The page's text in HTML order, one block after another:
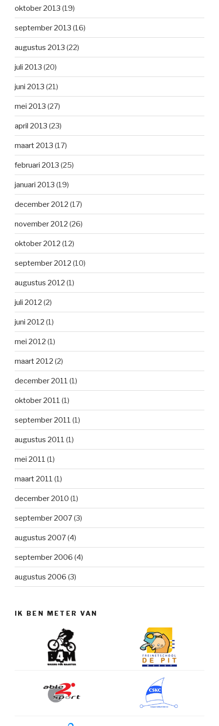
oktober 2013 (19)
september 2013 (16)
augustus 2013 (22)
juli 2013 (20)
juni 2013 (21)
mei 2013 (27)
april 2013 (23)
maart 2013 (17)
februari 2013 (25)
januari 2013 (19)
december 2012 (17)
november 2012 (26)
oktober 2012 (12)
september 2012 (10)
augustus 2012 (1)
juli 2012 (2)
juni 2012 (1)
mei 2012 (1)
maart 2012 (2)
december 2011 (1)
oktober 2011 (1)
september 2011 (1)
augustus 2011 (1)
mei 2011 (1)
maart 2011 (1)
december 2010 (1)
september 2007(3)
augustus 2007(4)
september 2006 (4)
augustus 2006 (3)
IK BEN METER VAN